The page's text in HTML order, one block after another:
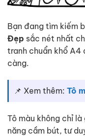
Bạn đang tìm kiếm
Đẹp sắc nét nhất
tranh chuẩn khổ
càng.
📌 Xem thêm: Tô
Tô màu không chỉ
năng cầm bút, tư